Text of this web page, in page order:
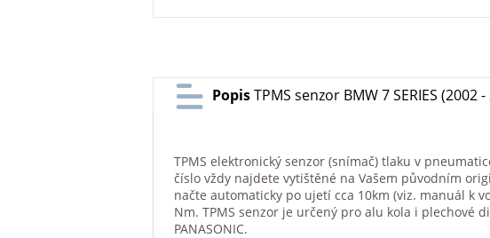
PopisTPMS senzor BMW 7 SERIES
TPMS elektronický senzor (snímač) tlaku v
číslo vždy najdete vytištěné na Vašem původním
načte automaticky po ujetí cca 10km (viz. manuál k
Nm. TPMS senzor je určený pro alu kola i plechové
PANASONIC.